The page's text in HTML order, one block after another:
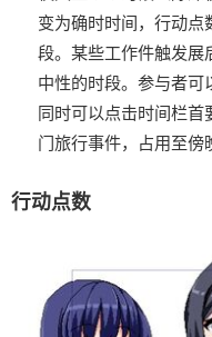
变为确时时间，行动点
段。 某些工作件触发展
中性的时段。 参与者可
同时可以点击时间栏首
门旅行事件，占用至傍
行动点数